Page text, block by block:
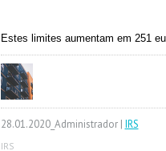
Estes limites aumentam em 251
28.01.2020_Administrador | IRS
IRS